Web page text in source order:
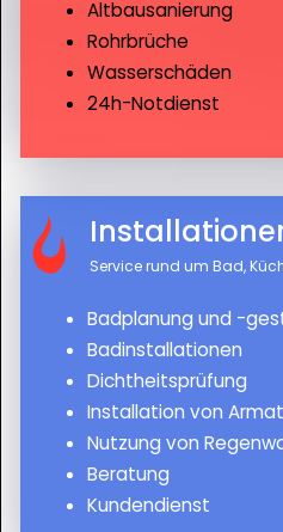
Altbausanierung
Rohrbrüche
Wasserschäden
24h-Notdienst
Service rund um Bad,
Badplanung und -
Badinstallationen
Dichtheitsprüfung
Installation von
Nutzung von
Beratung
Kundendienst